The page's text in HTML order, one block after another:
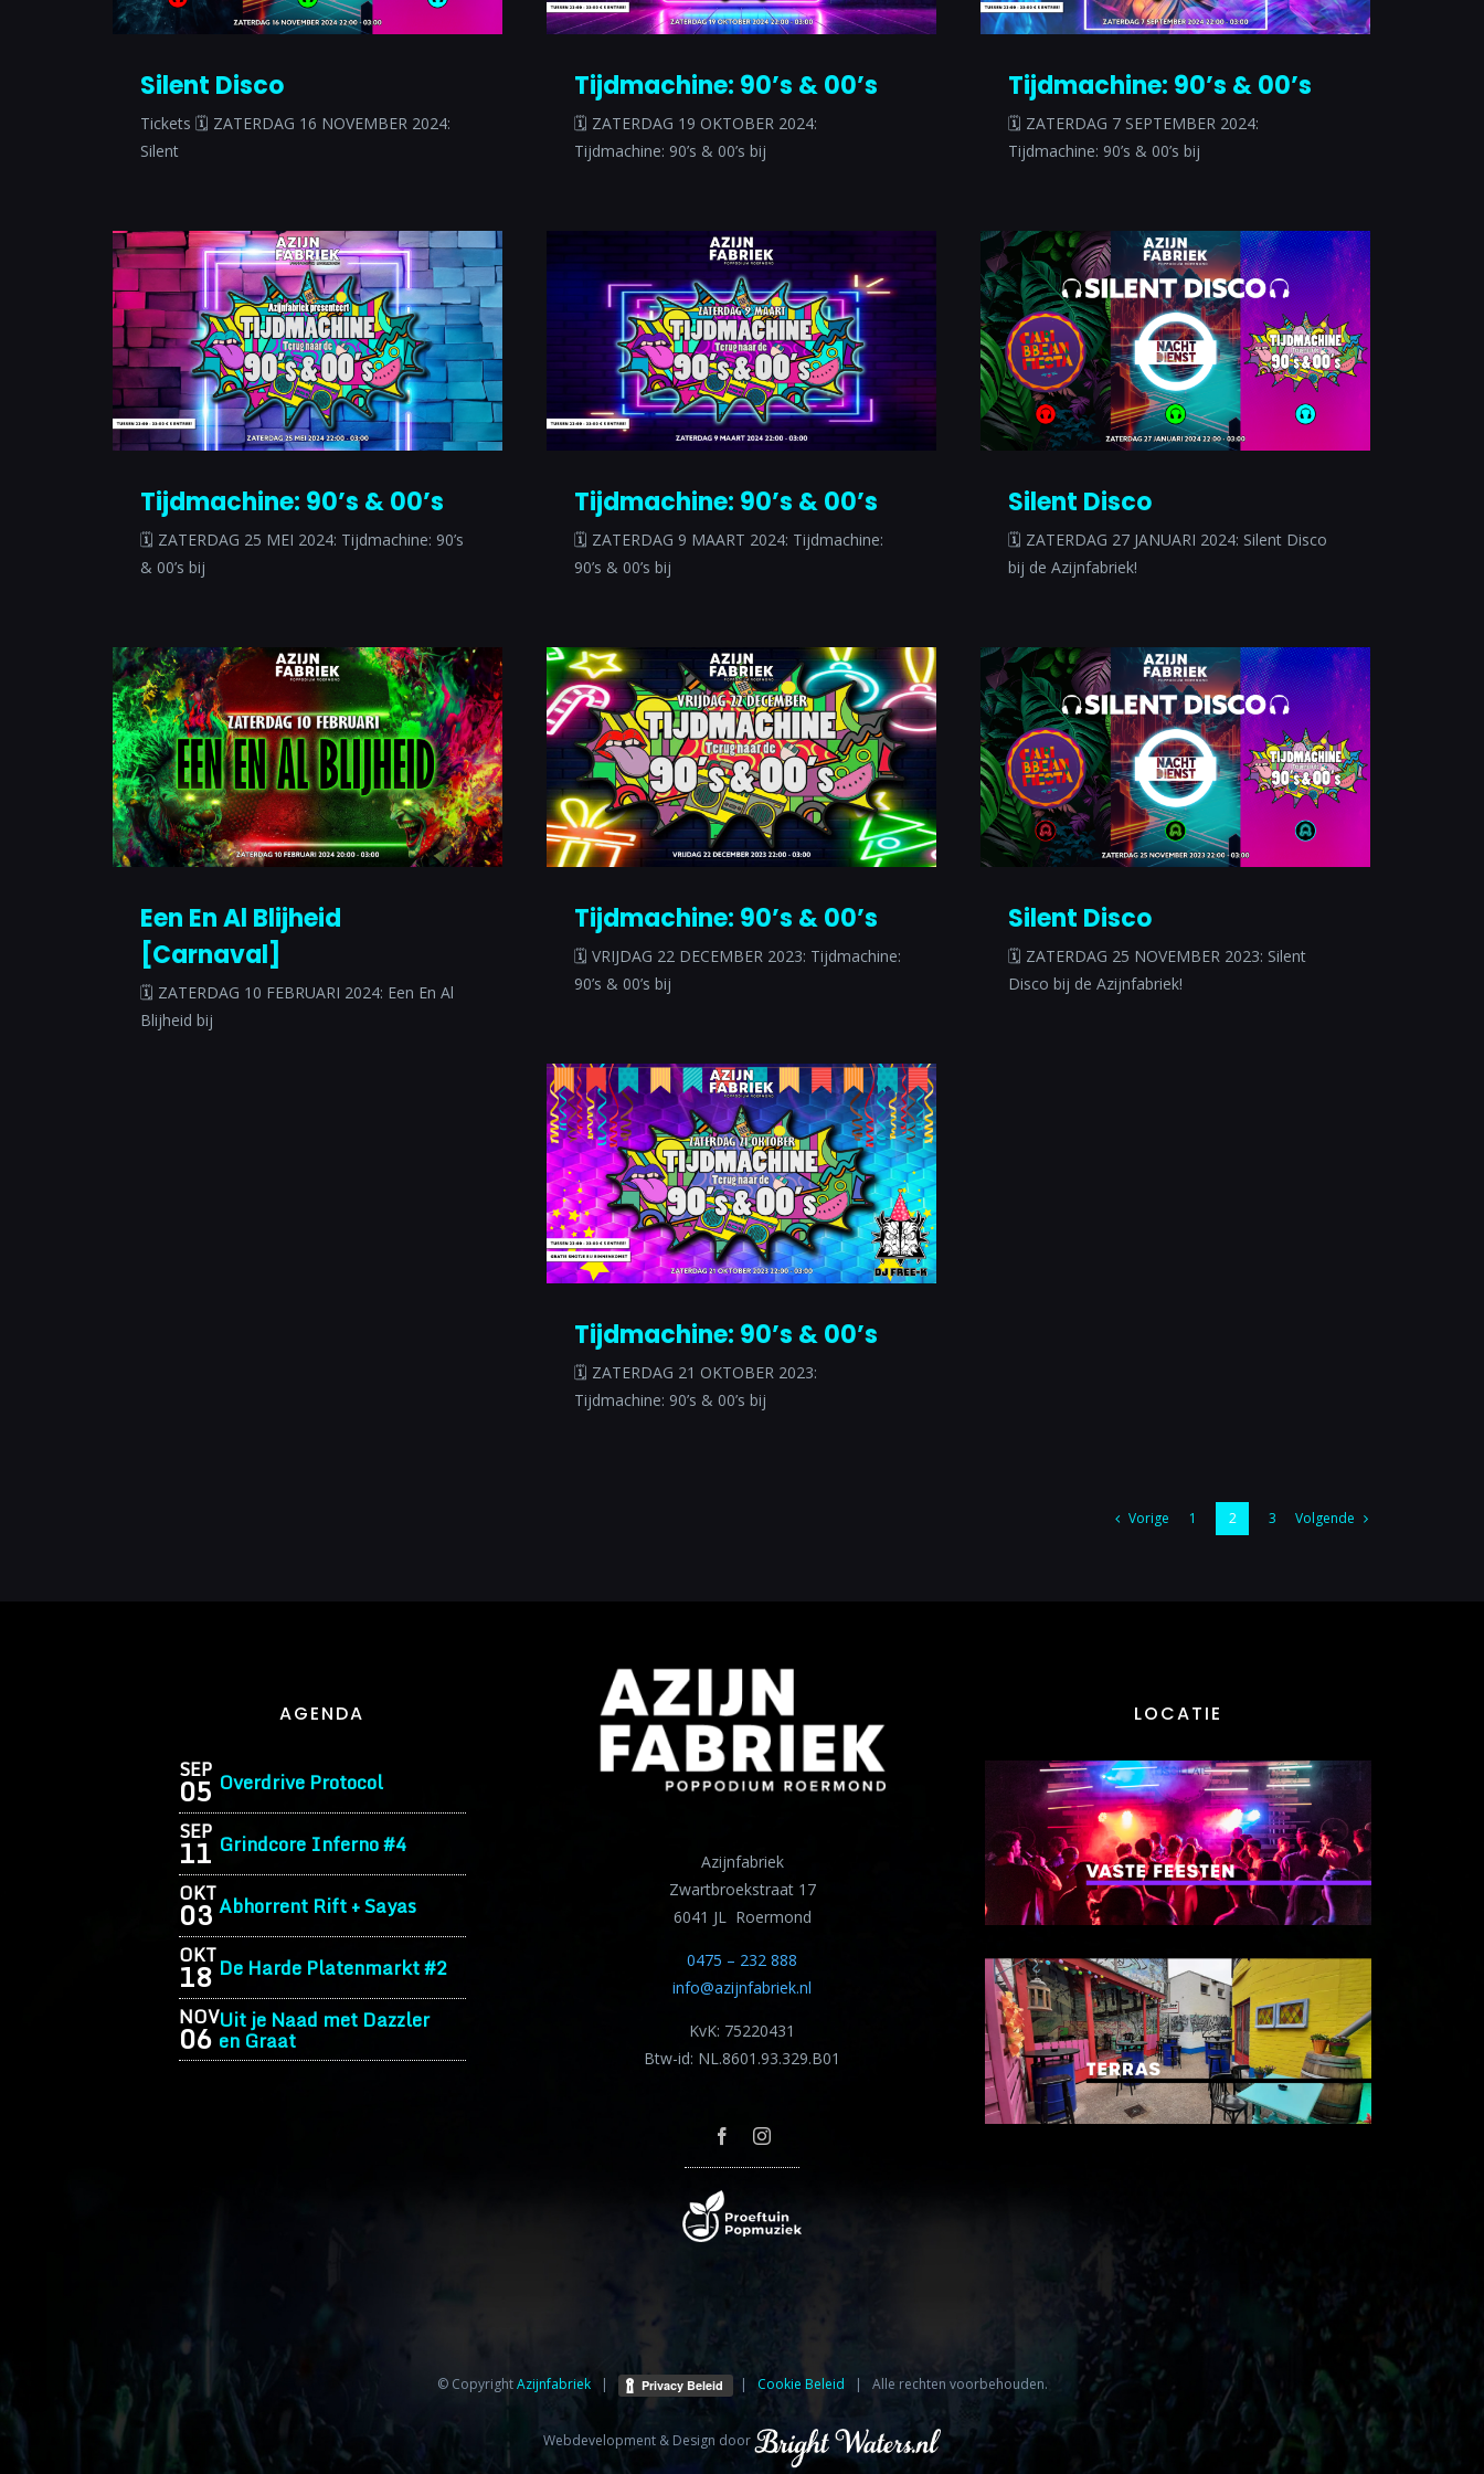
Silent Disco
Tickets 🗓 ZATERDAG 16 NOVEMBER 2024:
Silent
Tijdmachine: 90’s & 00’s
🗓 ZATERDAG 19 OKTOBER 2024:
Tijdmachine: 90’s & 00’s bij
Tijdmachine: 90’s & 00’s
🗓 ZATERDAG 7 SEPTEMBER 2024:
Tijdmachine: 90’s & 00’s bij
Tijdmachine: 90’s & 00’s
🗓 ZATERDAG 25 MEI 2024: Tijdmachine: 90’s
& 00’s bij
Tijdmachine: 90’s & 00’s
🗓 ZATERDAG 9 MAART 2024: Tijdmachine:
90’s & 00’s bij
Silent Disco
🗓 ZATERDAG 27 JANUARI 2024: Silent Disco
bij de Azijnfabriek!
Een En Al Blijheid
[Carnaval]
🗓 ZATERDAG 10 FEBRUARI 2024: Een En Al
Blijheid bij
Tijdmachine: 90’s & 00’s
🗓 VRIJDAG 22 DECEMBER 2023: Tijdmachine:
90’s & 00’s bij
Silent Disco
🗓 ZATERDAG 25 NOVEMBER 2023: Silent
Disco bij de Azijnfabriek!
Tijdmachine: 90’s & 00’s
🗓 ZATERDAG 21 OKTOBER 2023:
Tijdmachine: 90’s & 00’s bij
Vorige 1 2 3 Volgende
AGENDA
SEP
05 Overdrive Protocol
SEP
11 Grindcore Inferno #4
OKT
03 Abhorrent Rift + Sayas
OKT
18 De Harde Platenmarkt #2
NOV
06 Uit je Naad met Dazzler
en Graat
Azijnfabriek
Zwartbroekstraat 17
6041 JL Roermond
0475 – 232 888
info@azijnfabriek.nl
KvK: 75220431
Btw-id: NL.8601.93.329.B01
LOCATIE
© CopyrightAzijnfabriek⁩| | Cookie Beleid | Alle rechten voorbehouden.
Webdevelopment & Design door